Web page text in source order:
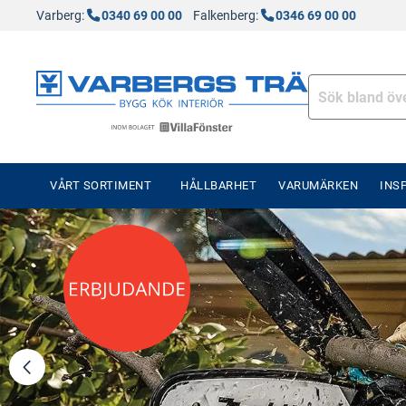
Varberg: 0340 69 00 00 Falkenberg: 0346 69 00 00
VÅRT SORTIMENT HÅLLBARHET VARUMÄRKEN